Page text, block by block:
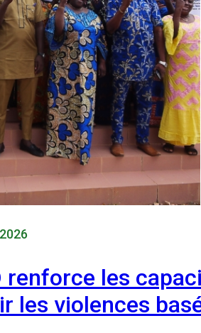
renforce les
les violences